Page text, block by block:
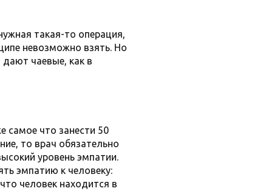
такая-то операция,
невозможно взять. Но
чаевые, как в
самое что занести 50
то врач обязательно
уровень эмпатии.
эмпатию к человеку:
человек находится в